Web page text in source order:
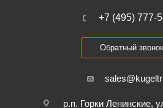
+7 (495) 777-
Обратный звонок
р.п. Горки Ленинские,